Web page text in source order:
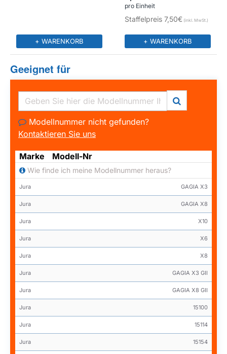
+ WARENKORB
pro Einheit
Staffelpreis7,50€
+ WARENKORB
Geeignet für
Modellnummer nicht gefunden?
Kontaktieren Sie uns
Marke Modell-Nr
Wie finde ich meine Modellnummer heraus?
Jura GAGIA X3
Jura GAGIA X8
Jura X10
Jura X6
Jura X8
Jura GAGIA X3 GII
Jura GAGIA X8 GII
Jura 15100
Jura 15114
Jura 15154